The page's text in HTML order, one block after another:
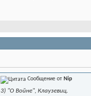
Сообщение от Nip
3) "О Войне", Клаузевиц.